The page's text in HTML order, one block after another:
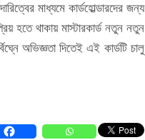
মাধ্যমে কার্ডহোল্ডারদের জন্য
হতে থাকায় মাস্টারকার্ড নতুন নতুন
অভিজ্ঞতা দিতেই এই কার্ডটি চালু